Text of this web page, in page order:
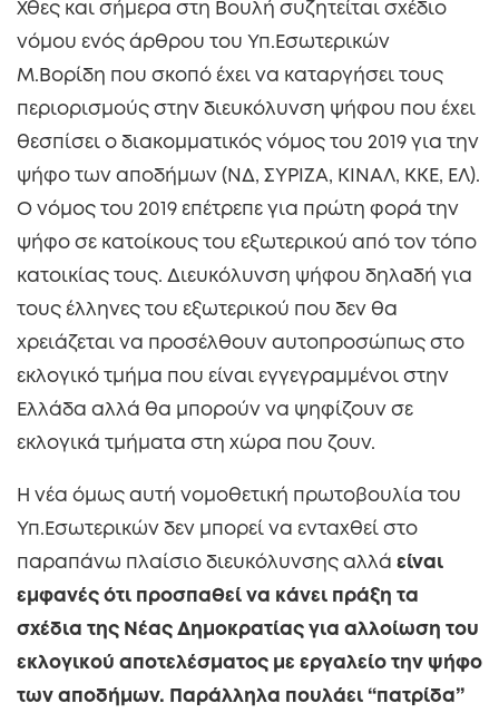
Χθες και σήμερα στη Βουλή συζητείται σχέδιο
νόμου ενός άρθρου του Υπ.Εσωτερικών
Μ.Βορίδη που σκοπό έχει να καταργήσει τους
περιορισμούς στην διευκόλυνση ψήφου που έχει
θεσπίσει ο διακομματικός νόμος του 2019 για την
ψήφο των αποδήμων (ΝΔ, ΣΥΡΙΖΑ, ΚΙΝΑΛ, ΚΚΕ, ΕΛ).
Ο νόμος του 2019 επέτρεπε για πρώτη φορά την
ψήφο σε κατοίκους του εξωτερικού από τον τόπο
κατοικίας τους. Διευκόλυνση ψήφου δηλαδή για
τους έλληνες του εξωτερικού που δεν θα
χρειάζεται να προσέλθουν αυτοπροσώπως στο
εκλογικό τμήμα που είναι εγγεγραμμένοι στην
Ελλάδα αλλά θα μπορούν να ψηφίζουν σε
εκλογικά τμήματα στη χώρα που ζουν.
Η νέα όμως αυτή νομοθετική πρωτοβουλία του
Υπ.Εσωτερικών δεν μπορεί να ενταχθεί στο
παραπάνω πλαίσιο διευκόλυνσης αλλά είναι
εμφανές ότι προσπαθεί να κάνει πράξη τα
σχέδια της Νέας Δημοκρατίας για αλλοίωση του
εκλογικού αποτελέσματος με εργαλείο την ψήφο
των αποδήμων. Παράλληλα πουλάει “πατρίδα”